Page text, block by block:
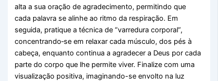
alta a sua oração de agradecimento, permitindo que
cada palavra se alinhe ao ritmo da respiração. Em
seguida, pratique a técnica de “varredura corporal”,
concentrando‑se em relaxar cada músculo, dos pés à
cabeça, enquanto continua a agradecer a Deus por cada
parte do corpo que lhe permite viver. Finalize com uma
visualização positiva, imaginando-se envolto na luz